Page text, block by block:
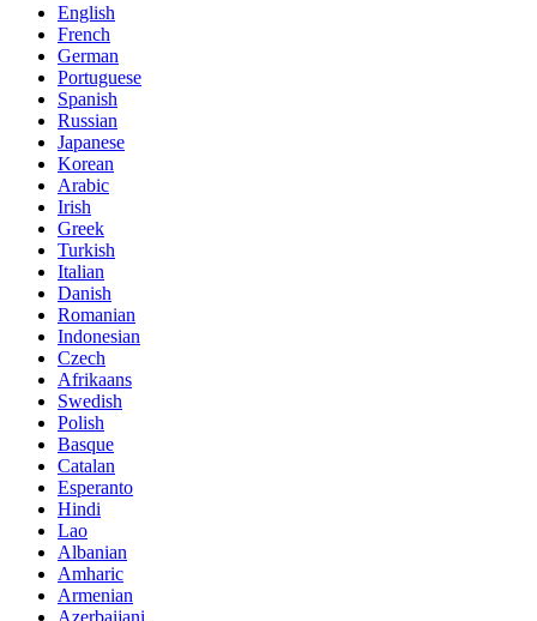
English
French
German
Portuguese
Spanish
Russian
Japanese
Korean
Arabic
Irish
Greek
Turkish
Italian
Danish
Romanian
Indonesian
Czech
Afrikaans
Swedish
Polish
Basque
Catalan
Esperanto
Hindi
Lao
Albanian
Amharic
Armenian
Azerbaijani